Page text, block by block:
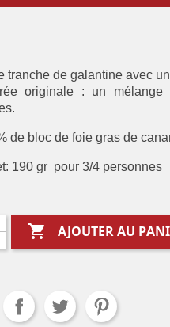
tranche de galantine avec
originale : un
de bloc de foie gras de
190 gr pour 3/4 personnes
 AJOUTER AU